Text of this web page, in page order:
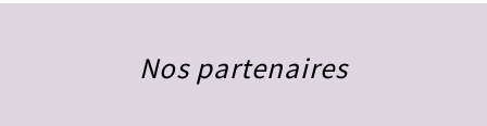
Nos partenaires